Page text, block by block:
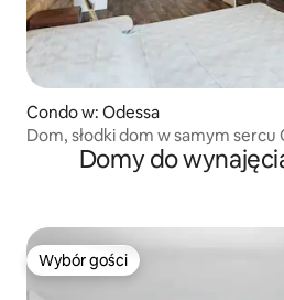
Condo w: Odessa
Dom, słodki dom w samym sercu
Domy do
Wybór gości
Wybór gości